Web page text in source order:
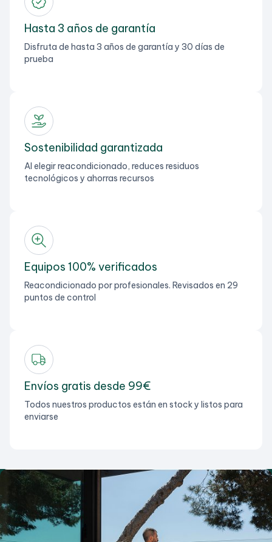
Hasta 3 años de garantía
Disfruta de hasta 3 años de garantía y 30 días de
prueba
Sostenibilidad garantizada
Al elegir reacondicionado, reduces residuos
tecnológicos y ahorras recursos
Equipos 100% verificados
Reacondicionado por profesionales. Revisados en 29
puntos de control
Envíos gratis desde 99€
Todos nuestros productos están en stock y listos para
enviarse